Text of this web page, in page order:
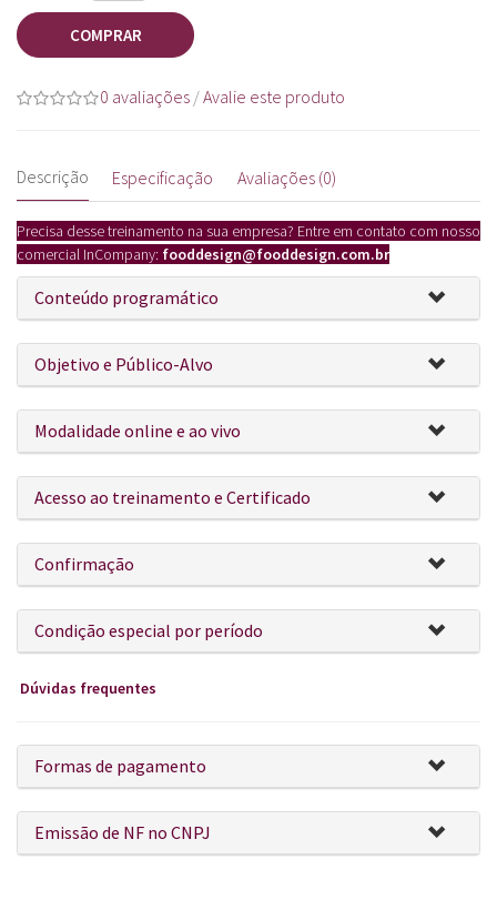
COMPRAR
0 avaliações /Avalie este produto
Descrição Especificação Avaliações (0)
Precisa desse treinamento na sua empresa? Entre em contato com nosso
comercial InCompany: fooddesign@fooddesign.com.br
Conteúdo programático
Objetivo e Público-Alvo
Modalidade online e ao vivo
Acesso ao treinamento e Certificado
Confirmação
Condição especial por período
Dúvidas frequentes
Formas de pagamento
Emissão de NF no CNPJ